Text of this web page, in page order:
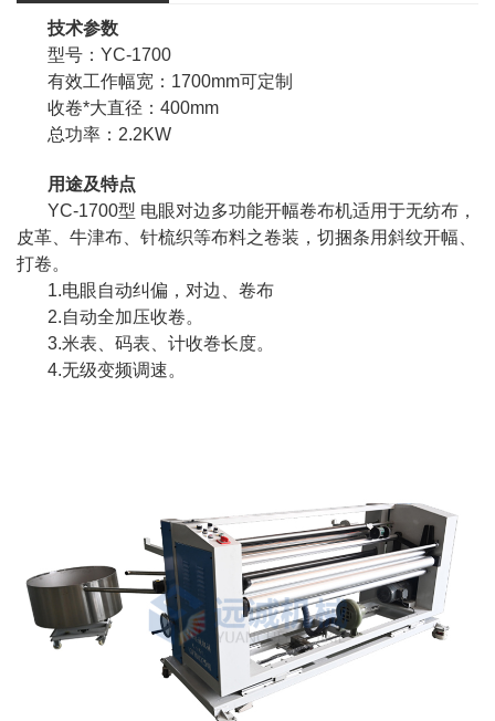
技术参数
型号：YC-1700
有效工作幅宽：1700mm可定制
收卷*大直径：400mm
总功率：2.2KW
用途及特点
YC-1700型 电眼对边多功能开幅卷布机适用于无纺布，
皮革、牛津布、针梳织等布料之卷装，切捆条用斜纹开幅、
打卷。
1.电眼自动纠偏，对边、卷布
2.自动全加压收卷。
3.米表、码表、计收巻长度。
4.无级变频调速。